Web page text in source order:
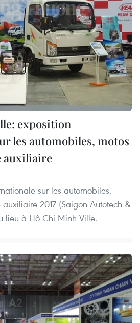
exposition
les automobiles, motos
auxiliaire
sur les automobiles,
2017 (Saigon Autotech &
lieu à Hô Chi Minh-Ville.